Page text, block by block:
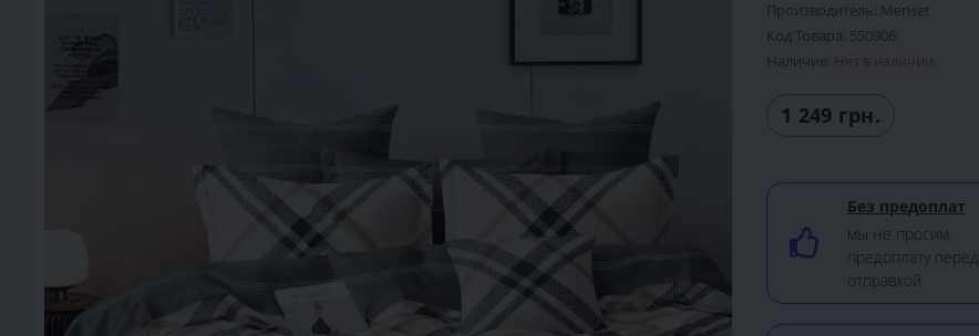
Производитель: Meriset
Код Товара: 550906
Наличие: Нет в наличии
1 249 грн.
Без предоплат
мы не просим
предоплату перед
отправкой